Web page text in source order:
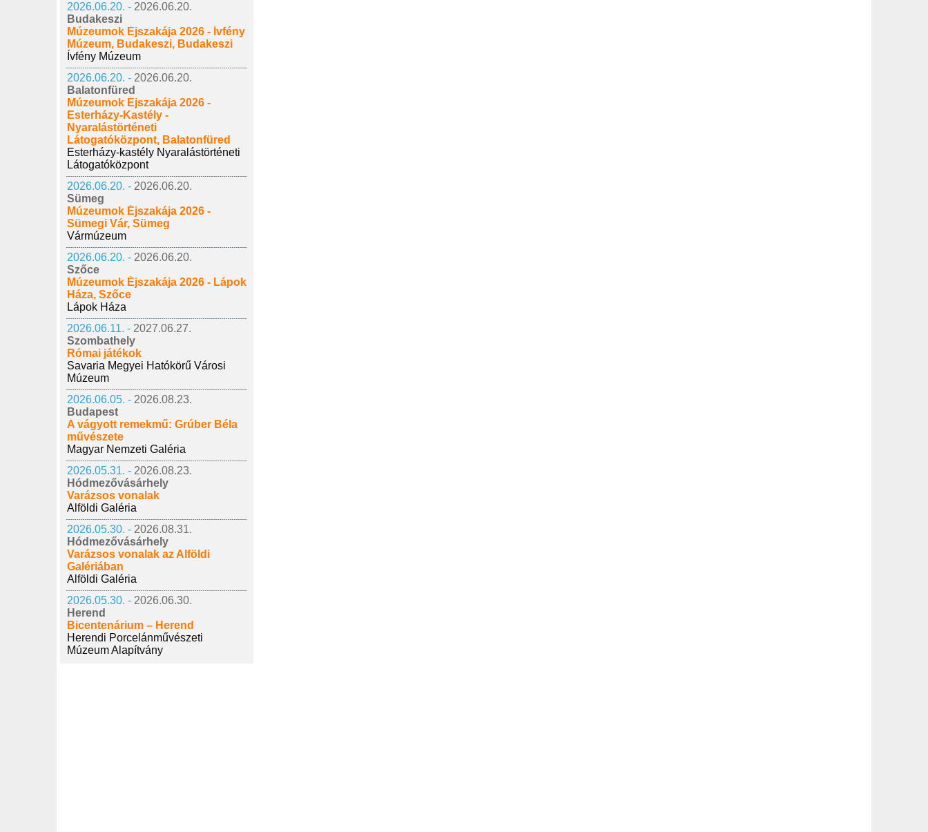
2026.06.20. - 2026.06.20.
Budakeszi
Múzeumok Éjszakája 2026 - Ívfény
Múzeum, Budakeszi, Budakeszi
Ívfény Múzeum
2026.06.20. - 2026.06.20.
Balatonfüred
Múzeumok Éjszakája 2026 -
Esterházy-Kastély -
Nyaralástörténeti
Látogatóközpont, Balatonfüred
Esterházy-kastély Nyaralástörténeti
Látogatóközpont
2026.06.20. - 2026.06.20.
Sümeg
Múzeumok Éjszakája 2026 -
Sümegi Vár, Sümeg
Vármúzeum
2026.06.20. - 2026.06.20.
Szőce
Múzeumok Éjszakája 2026 - Lápok
Háza, Szőce
Lápok Háza
2026.06.11. - 2027.06.27.
Szombathely
Római játékok
Savaria Megyei Hatókörű Városi
Múzeum
2026.06.05. - 2026.08.23.
Budapest
A vágyott remekmű: Grúber Béla
művészete
Magyar Nemzeti Galéria
2026.05.31. - 2026.08.23.
Hódmezővásárhely
Varázsos vonalak
Alföldi Galéria
2026.05.30. - 2026.08.31.
Hódmezővásárhely
Varázsos vonalak az Alföldi
Galériában
Alföldi Galéria
2026.05.30. - 2026.06.30.
Herend
Bicentenárium – Herend
Herendi Porcelánművészeti
Múzeum Alapítvány